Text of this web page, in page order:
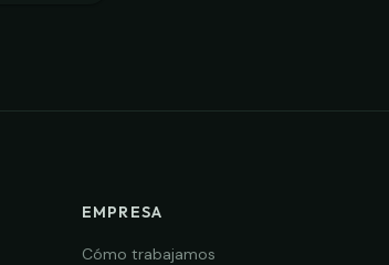
EMPRESA
Cómo trabajamos